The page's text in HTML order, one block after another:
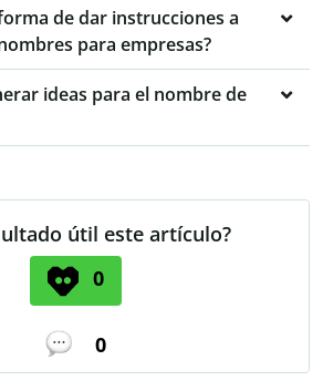
de dar instrucciones a
para empresas?
ideas para el nombre de
útil este artículo?
0
0